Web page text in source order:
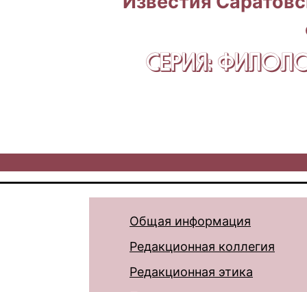
СЕРИЯ:
Общая информация
Редакционная коллегия
Редакционная этика